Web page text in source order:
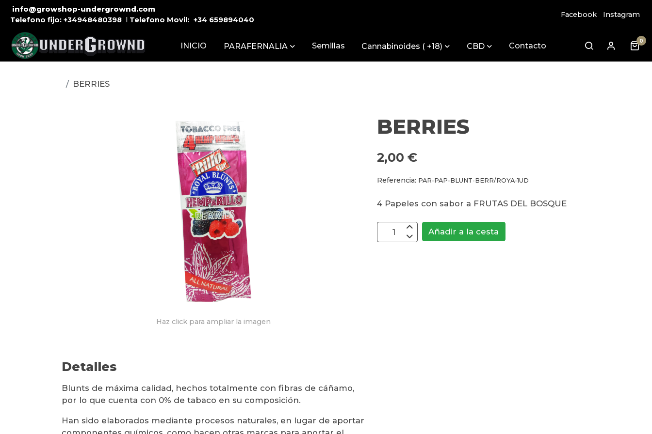
info@growshop-undergrownd.com
Telefono fijo: +34948480398 Telefono Movil: +34 659894040
Facebook Instagram
INICIO PARAFERNALIA Semillas Cannabinoides ( +18) CBD Contacto
0
BERRIES
Haz click para ampliar la imagen
Detalles
Blunts de máxima calidad, hechos totalmente con fibras de cáñamo,
por lo que cuenta con 0% de tabaco en su composición.
Han sido elaborados mediante procesos naturales, en lugar de aportar
BERRIES
2,00 €
Referencia: PAR-PAP-BLUNT-BERR/ROYA-1UD
4 Papeles con sabor a FRUTAS DEL BOSQUE
Añadir a la cesta